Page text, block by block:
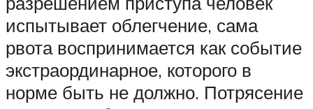
испытывает облегчение, сама
рвота воспринимается как событие
экстраординарное, которого в
норме быть не должно. Потрясение